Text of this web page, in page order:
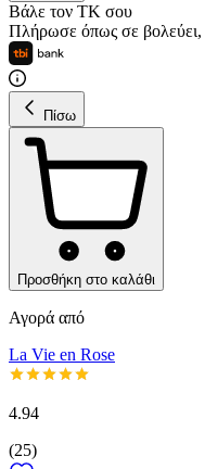
Βάλε τον ΤΚ σου
Πλήρωσε όπως σε βολεύει,
Πίσω
Προσθήκη στο καλάθι
Αγορά από
La Vie en Rose
4.94
(25)